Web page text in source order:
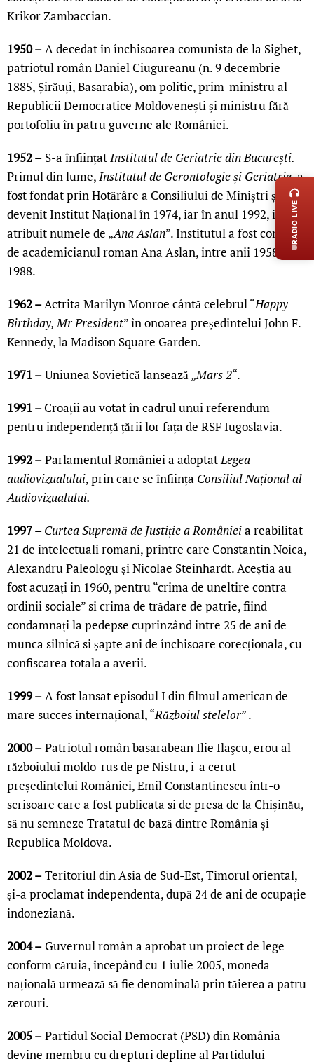
Krikor Zambaccian.
1950 –A decedat în închisoarea comunista de la Sighet,
patriotul român Daniel Ciugureanu (n. 9 decembrie
1885, Șirăuți, Basarabia), om politic, prim-ministru al
Republicii Democratice Moldovenești și ministru fără
portofoliu în patru guverne ale României.
1952 – S-a înființatInstitutul de Geriatrie din București.
Primul din lume,Institutul de Gerontologie și Geriatrie, a
fost fondat prin Hotărâre a Consiliului de Miniștri și a
devenit Institut Național în 1974, iar în anul 1992, i s-a
atribuit numele de „Ana Aslan”. Institutul a fost condus
de academicianul roman Ana Aslan, intre anii 1958-
1988.
1962 –Actrita Marilyn Monroe cântă celebrul “Happy
Birthday, Mr President” în onoarea președintelui John F.
Kennedy, la Madison Square Garden.
1971 –Uniunea Sovietică lansează „Mars 2“.
1991 –Croații au votat în cadrul unui referendum
pentru independență țării lor fața de RSF Iugoslavia.
1992 –Parlamentul României a adoptatLegea
audiovizualului, prin care se înființa Consiliul Național al
Audiovizualului.
1997 –Curtea Supremă de Justiție a Românieia reabilitat
21 de intelectuali romani, printre care Constantin Noica,
Alexandru Paleologu și Nicolae Steinhardt. Aceștia au
fost acuzați in 1960, pentru “crima de uneltire contra
ordinii sociale” si crima de trădare de patrie, fiind
condamnați la pedepse cuprinzând intre 25 de ani de
munca silnică si șapte ani de închisoare corecționala, cu
confiscarea totala a averii.
1999 –A fost lansat episodul I din filmul american de
mare succes internațional, “Războiul stelelor” .
2000 –Patriotul român basarabean Ilie Ilaşcu, erou al
războiului moldo-rus de pe Nistru, i-a cerut
președintelui României, Emil Constantinescu într-o
scrisoare care a fost publicata si de presa de la Chișinău,
să nu semneze Tratatul de bază dintre România și
Republica Moldova.
2002 –Teritoriul din Asia de Sud-Est, Timorul oriental,
și-a proclamat independenta, după 24 de ani de ocupație
indoneziană.
2004 – Guvernul român a aprobat un proiect de lege
conform căruia, începând cu 1 iulie 2005, moneda
națională urmează să fie denominală prin tăierea a patru
zerouri.
2005 –Partidul Social Democrat (PSD) din România
devine membru cu drepturi depline al Partidului
LIVE
RADIO LIVE